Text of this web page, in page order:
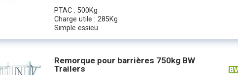
PTAC : 500Kg
Charge utile : 285Kg
Simple essieu
Remorque pour barrières 750kg BW
Trailers